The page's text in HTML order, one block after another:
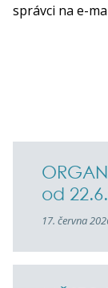
správci na e-
od
17. června